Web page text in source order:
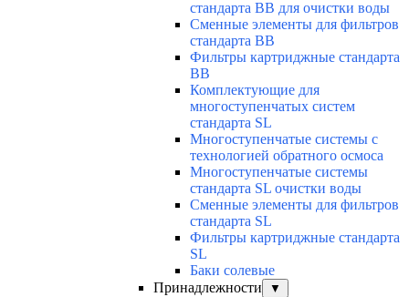
стандарта BB для очистки воды
Сменные элементы для фильтров
стандарта BB
Фильтры картриджные стандарта
BB
Комплектующие для
многоступенчатых систем
стандарта SL
Многоступенчатые системы с
технологией обратного осмоса
Многоступенчатые системы
стандарта SL очистки воды
Cменные элементы для фильтров
стандарта SL
Фильтры картриджные стандарта
SL
Баки солевые
Принадлежности
▼